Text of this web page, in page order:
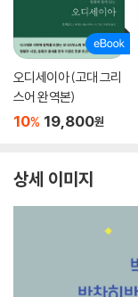
오디세이아 (고대 그리
스어 완역본)
10% 19,800원
상세 이미지